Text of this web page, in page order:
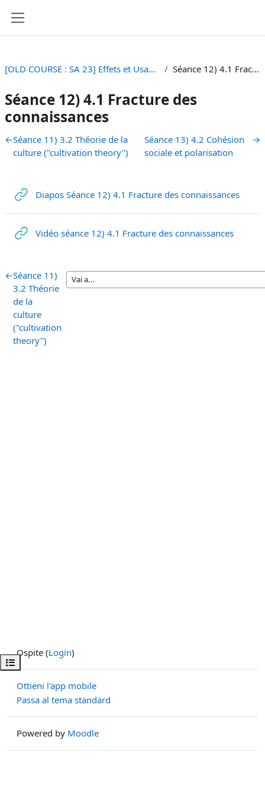
Apri indice del corso
[OLD COURSE : SA 23] Effets et Usages des Médias et Nouveaux Médias Séance 12) 4.1 Fracture des connaissances
Séance 12) 4.1 Fracture des
connaissances
Schema della sezione
←Séance 11) 3.2 Théorie de la
culture ("cultivation theory")
Séance 13) 4.2 Cohésion
sociale et polarisation
→
Diapos Séance 12) 4.1 Fracture des connaissancesURL
Vidéo séance 12) 4.1 Fracture des connaissancesURL
←Séance 11)
3.2 Théorie
de la
culture
("cultivation
theory")
Ospite (Login)
Ottieni l'app mobile
Passa al tema standard
Powered by Moodle